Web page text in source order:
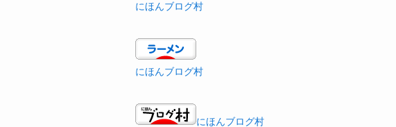
にほんブログ村
にほんブログ村
にほんブログ村